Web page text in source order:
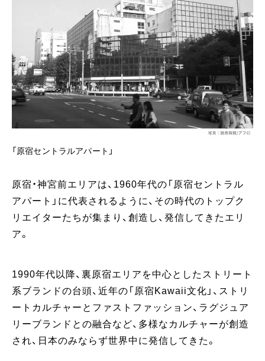
「原宿セントラルアパート」
原宿・神宮前エリアは、1960年代の「原宿セントラル
アパート」に代表されるように、その時代のトップク
リエイターたちが集まり、創造し、発信してきたエリ
ア。
1990年代以降、裏原宿エリアを中心としたストリート
系ブランドの台頭、近年の「原宿Kawaii文化」、ストリ
ートカルチャーとファストファッション、ラグジュア
リーブランドとの融合など、多様なカルチャーが創造
され、日本のみならず世界中に発信してきた。